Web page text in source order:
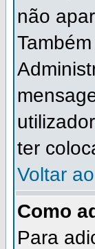
não
ter
Voltar
Como
Para